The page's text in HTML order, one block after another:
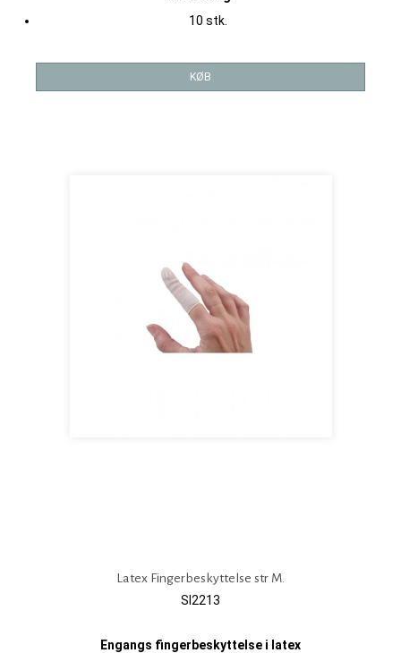
10 stk.
KØB
Latex Fingerbeskyttelse str M.
SI2213
Engangs fingerbeskyttelse i latex